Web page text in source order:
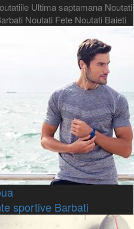
Ultima saptamana Noutati
Noutati Fete Noutati Baieti
sportive Barbati